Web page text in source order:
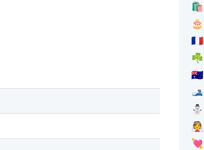
🛍️
🎂
🇫🇷
☘️
🇦🇺
🎿
⛄
👰
💘